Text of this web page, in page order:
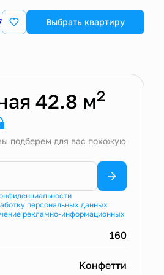
Выбрать квартиру
42.8 м2
подберем для вас похожую
персональных данных
рекламно-информационных
160
Конфетти